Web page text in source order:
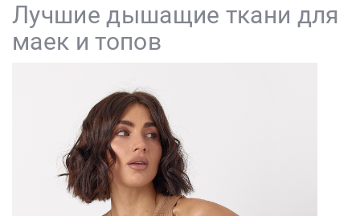
Лучшие дышащие ткани для
маек и топов